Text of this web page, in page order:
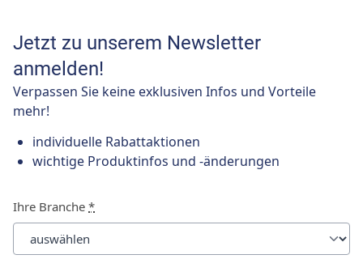
Jetzt zu unserem Newsletter
anmelden!
Verpassen Sie keine exklusiven Infos und Vorteile
mehr!
individuelle Rabattaktionen
wichtige Produktinfos und -änderungen
Ihre Branche *